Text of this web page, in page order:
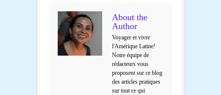
About the
Author
Voyager et vivre
l'Amérique Latine!
Notre équipe de
rédacteurs vous
proposent sur ce blog
des articles pratiques
sur tout ce qui